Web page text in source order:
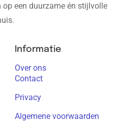
een duurzame én stijlvolle
Informatie
Over ons
Contact
Privacy
Algemene voorwaarden